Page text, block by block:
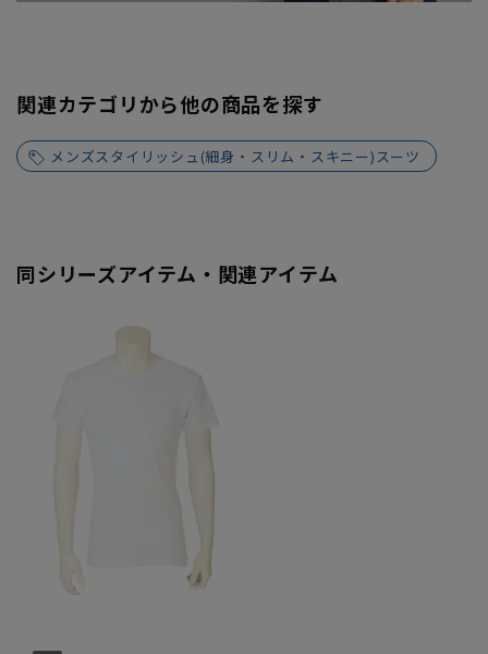
関連カテゴリから他の商品を探す
メンズスタイリッシュ(細身・スリム・スキニー)スーツ
同シリーズアイテム・関連アイテム